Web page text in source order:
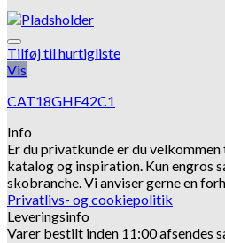
Tilføj til hurtigliste
Vis
CAT18GHF42C1
Info
Er du privatkunde er du
katalog og inspiration. Kun engros
skobranche.Vi anviser gerne en
Privatlivs- og cookiepolitik
Leveringsinfo
Varer bestilt inden 11:00 afsendes